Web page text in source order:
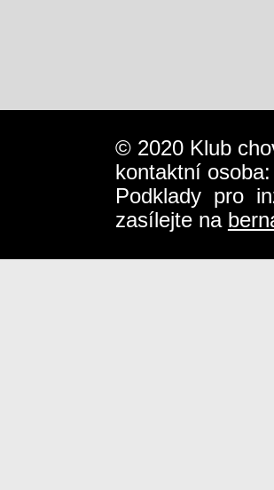
© 2020 Klub
kontaktní
Podklady pro
zasílejte na